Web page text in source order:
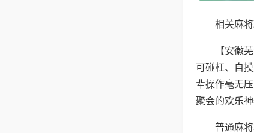
相关麻
【安徽
可碰杠、自
辈操作毫无
聚会的欢乐神
普通麻